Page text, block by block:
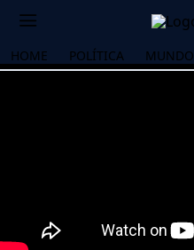
HOME POLÍTICA MUNDO